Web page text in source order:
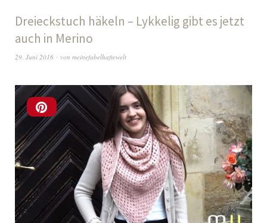
Dreieckstuch häkeln – Lykkelig gibt es jetzt
auch in Merino
29. Juni 2016 von meinefabelhaftewelt